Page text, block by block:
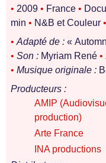
• 2009 • France •
min • N&B et Couleur •
• Adapté de : «
• Son : Myriam René •
• Musique originale :
Producteurs :
AMIP
production)
Arte France
INA productions